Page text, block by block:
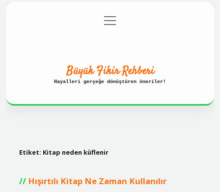
Gizlilik Politikası
menüyü
aç
Büyük Fikir Rehberi
Hayalleri gerçeğe dönüştüren öneriler!
Etiket: Kitap neden küflenir
Hışırtılı Kitap Ne Zaman Kullanılır